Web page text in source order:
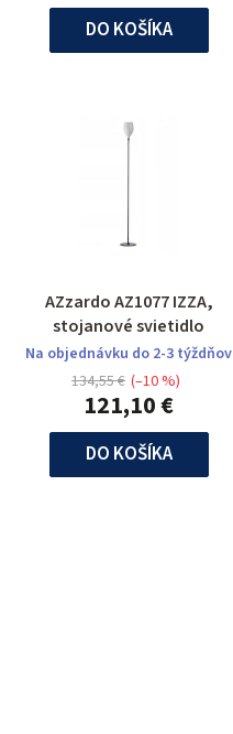
DO KOŠÍKA
AZzardo AZ1077 IZZA,
stojanové svietidlo
Na objednávku do 2-3 týždňov
121,10 €
134,55 € (–10 %)
DO KOŠÍKA